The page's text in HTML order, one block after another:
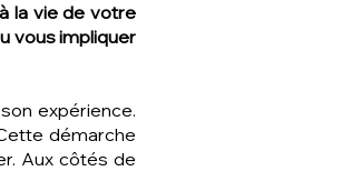
la vie de votre
vous impliquer
expérience.
démarche
Aux côtés de